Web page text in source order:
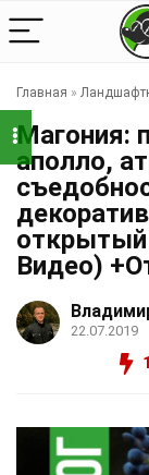
Главная »
Магония:
аполло,
открытый
Видео)
22.07.2019